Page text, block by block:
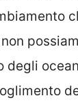
degli